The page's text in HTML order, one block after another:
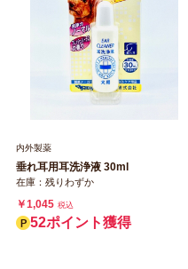
内外製薬
垂れ耳用耳洗浄液 30ml
在庫：残りわずか
￥1,045 税込
52ポイント獲得